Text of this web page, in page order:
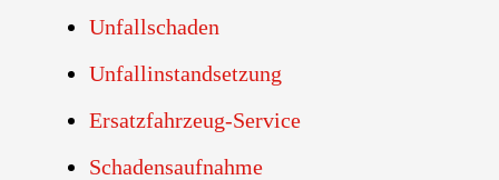
Unfallschaden
Unfallinstandsetzung
Ersatzfahrzeug-Service
Schadensaufnahme